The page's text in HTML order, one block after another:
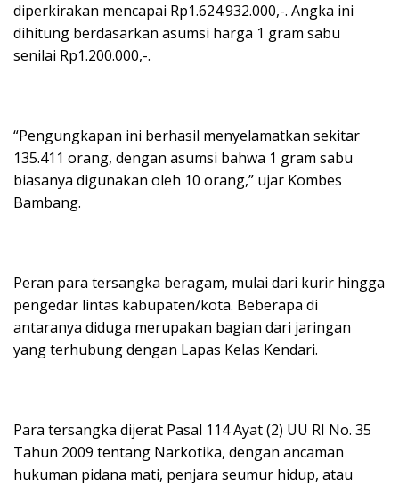
diperkirakan mencapai Rp1.624.932.000,-. Angka ini
dihitung berdasarkan asumsi harga 1 gram sabu
senilai Rp1.200.000,-.
“Pengungkapan ini berhasil menyelamatkan sekitar
135.411 orang, dengan asumsi bahwa 1 gram sabu
biasanya digunakan oleh 10 orang,” ujar Kombes
Bambang.
Peran para tersangka beragam, mulai dari kurir hingga
pengedar lintas kabupaten/kota. Beberapa di
antaranya diduga merupakan bagian dari jaringan
yang terhubung dengan Lapas Kelas Kendari.
Para tersangka dijerat Pasal 114 Ayat (2) UU RI No. 35
Tahun 2009 tentang Narkotika, dengan ancaman
hukuman pidana mati, penjara seumur hidup, atau